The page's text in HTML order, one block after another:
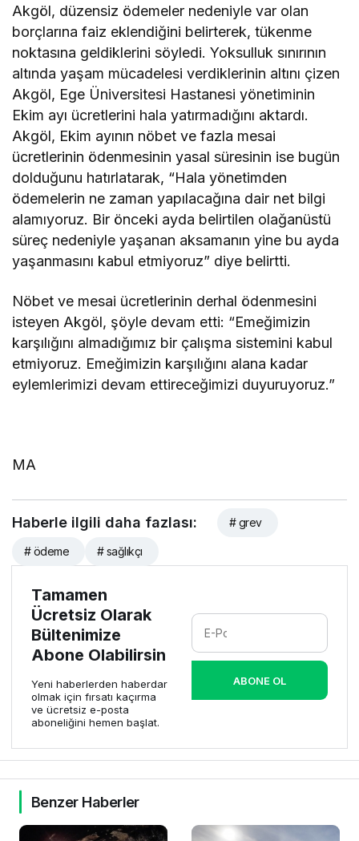
Akgöl, düzensiz ödemeler nedeniyle var olan
borçlarına faiz eklendiğini belirterek, tükenme
noktasına geldiklerini söyledi. Yoksulluk sınırının
altında yaşam mücadelesi verdiklerinin altını çizen
Akgöl, Ege Üniversitesi Hastanesi yönetiminin
Ekim ayı ücretlerini hala yatırmadığını aktardı.
Akgöl, Ekim ayının nöbet ve fazla mesai
ücretlerinin ödenmesinin yasal süresinin ise bugün
dolduğunu hatırlatarak, “Hala yönetimden
ödemelerin ne zaman yapılacağına dair net bilgi
alamıyoruz. Bir önceki ayda belirtilen olağanüstü
süreç nedeniyle yaşanan aksamanın yine bu ayda
yaşanmasını kabul etmiyoruz” diye belirtti.
Nöbet ve mesai ücretlerinin derhal ödenmesini
isteyen Akgöl, şöyle devam etti: “Emeğimizin
karşılığını almadığımız bir çalışma sistemini kabul
etmiyoruz. Emeğimizin karşılığını alana kadar
eylemlerimizi devam ettireceğimizi duyuruyoruz.”
MA
Haberle ilgili daha fazlası: # grev
# ödeme # sağlıkçı
Tamamen
Ücretsiz Olarak
Bültenimize
Abone Olabilirsin
Yeni haberlerden haberdar
olmak için fırsatı kaçırma
ve ücretsiz e-posta
aboneliğini hemen başlat.
ABONE OL
Benzer Haberler